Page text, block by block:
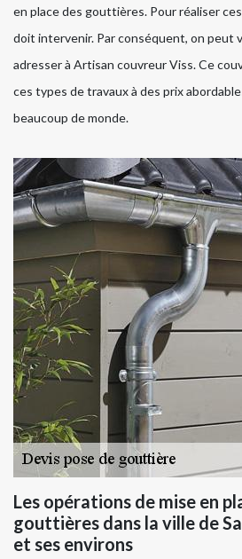
en place des gouttières. Pour réaliser
doit intervenir. Par conséquent, on peut
adresser à Artisan couvreur Viss. Ce
ces types de travaux à des prix
beaucoup de monde.
Les opérations de mise en
gouttières dans la ville de
et ses environs